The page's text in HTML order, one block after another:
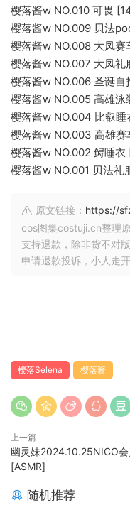
樱落酱w NO.010 可畏
樱落酱w NO.009 贝法
樱落酱w NO.008 大凤
樱落酱w NO.007 大凤
樱落酱w NO.006 圣诞
樱落酱w NO.005 高雄
樱落酱w NO.004 比叡
樱落酱w NO.003 高雄赛
樱落酱w NO.002 鲟睡
樱落酱w NO.001 贝法礼
原文链接： https://
cos图集costuji.cn整理
支持退款，除非货不对
申请退款投诉，小人走开
樱落Selena 樱落酱
上一篇
幽灵妹2024.10.25NICO会
[ASMR]
随机推荐